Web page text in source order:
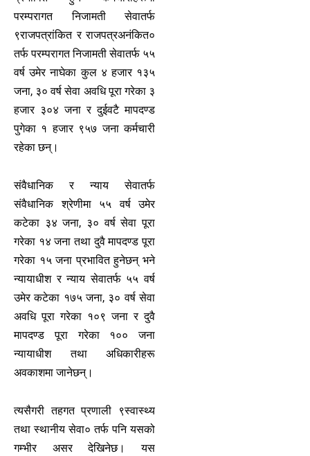
परम्परागत निजामती सेवातर्फ
९राजपत्रांकित र राजपत्रअनंकित०
तर्फ परम्परागत निजामती सेवातर्फ ५५
वर्ष उमेर नाघेका कुल ४ हजार १३५
जना, ३० वर्ष सेवा अवधि पूरा गरेका ३
हजार ३०४ जना र दुईवटै मापदण्ड
पुगेका १ हजार ९५७ जना कर्मचारी
रहेका छन्।
संवैधानिक र न्याय सेवातर्फ
संवैधानिक श्रेणीमा ५५ वर्ष उमेर
कटेका ३४ जना, ३० वर्ष सेवा पूरा
गरेका १४ जना तथा दुवै मापदण्ड पूरा
गरेका १५ जना प्रभावित हुनेछन् भने
न्यायाधीश र न्याय सेवातर्फ ५५ वर्ष
उमेर कटेका १७५ जना, ३० वर्ष सेवा
अवधि पूरा गरेका १०९ जना र दुवै
मापदण्ड पूरा गरेका १०० जना
न्यायाधीश तथा अधिकारीहरू
अवकाशमा जानेछन्।
त्यसैगरी तहगत प्रणाली ९स्वास्थ्य
तथा स्थानीय सेवा० तर्फ पनि यसको
गम्भीर असर देखिनेछ। यस